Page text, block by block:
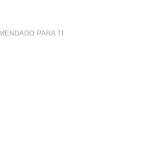
PARA TI